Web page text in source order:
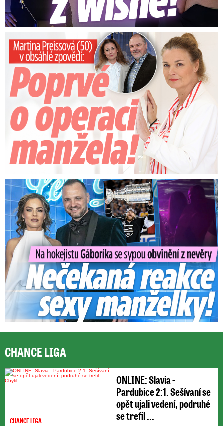
Preissová (50) v obsáhlé zpovědi: Poprvé o operaci manžela
Na Gáboríka se sypou obvinění z nevěry: Reakce manželky!
CHANCE LIGA
CHANCE LIGA
ONLINE: Slavia -
Pardubice 2:1. Sešívaní se
opět ujali vedení, podruhé
se trefil ...